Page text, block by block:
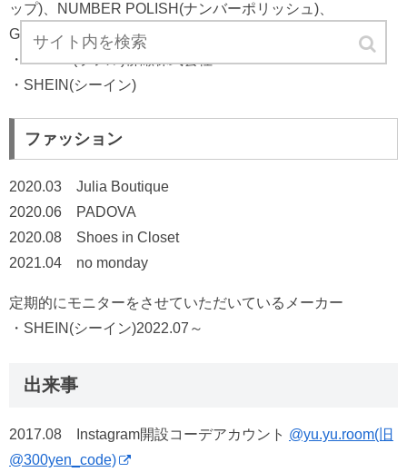
ップ)、NUMBER POLISH(ナンバーポリッシュ)、
GELiSM(ジェリズム)ディーアップ
・RAFUL(ラフル)柳瀬株式会社
・SHEIN(シーイン)
ファッション
2020.03 Julia Boutique
2020.06 PADOVA
2020.08 Shoes in Closet
2021.04 no monday
定期的にモニターをさせていただいているメーカー
・SHEIN(シーイン)2022.07～
出来事
2017.08 Instagram開設コーデアカウント @yu.yu.room(旧
@300yen_code)